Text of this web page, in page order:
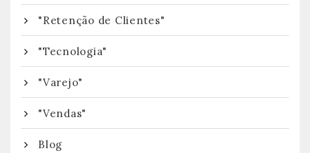
"Retenção de Clientes"
"Tecnologia"
"Varejo"
"Vendas"
Blog